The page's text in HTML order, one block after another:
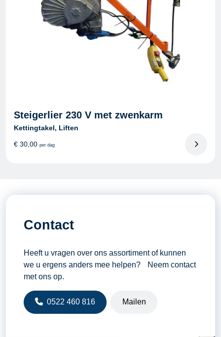
Steigerlier 230 V met zwenkarm
Kettingtakel, Liften
€ 30,00 per dag
Contact
Heeft u vragen over ons assortiment of kunnen
we u ergens anders mee helpen? Neem contact
met ons op.
0522 460 816 Mailen